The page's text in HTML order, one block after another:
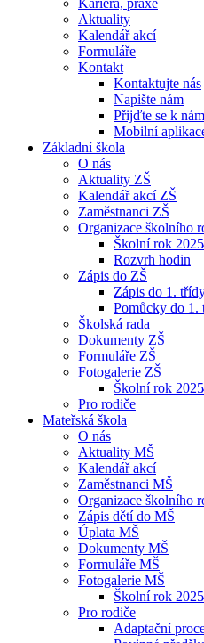
Kariéra, praxe
Aktuality
Kalendář akcí
Formuláře
Kontakt
Kontaktujte nás
Napište nám
Přijďte se k
Mobilní
Základní škola
O nás
Aktuality ZŠ
Kalendář akcí ZŠ
Zaměstnanci ZŠ
Organizace školního
Školní rok
Rozvrh hodin
Zápis do ZŠ
Zápis do 1.
Pomůcky do 1.
Školská rada
Dokumenty ZŠ
Formuláře ZŠ
Fotogalerie ZŠ
Školní rok
Pro rodiče
Mateřská škola
O nás
Aktuality MŠ
Kalendář akcí
Zaměstnanci MŠ
Organizace školního
Zápis dětí do MŠ
Úplata MŠ
Dokumenty MŠ
Formuláře MŠ
Fotogalerie MŠ
Školní rok
Pro rodiče
Adaptační